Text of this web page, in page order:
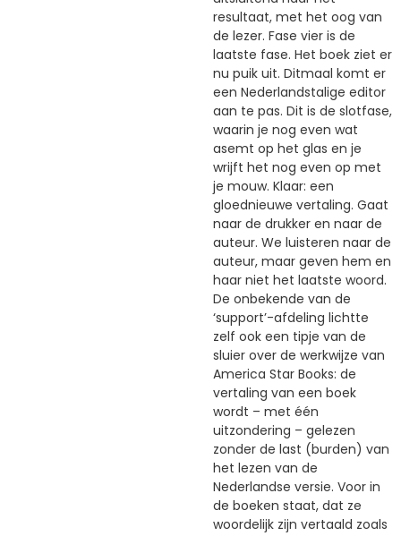
resultaat, met het oog van
de lezer. Fase vier is de
laatste fase. Het boek ziet er
nu puik uit. Ditmaal komt er
een Nederlandstalige editor
aan te pas. Dit is de slotfase,
waarin je nog even wat
asemt op het glas en je
wrijft het nog even op met
je mouw. Klaar: een
gloednieuwe vertaling. Gaat
naar de drukker en naar de
auteur. We luisteren naar de
auteur, maar geven hem en
haar niet het laatste woord.
De onbekende van de
‘support’-afdeling lichtte
zelf ook een tipje van de
sluier over de werkwijze van
America Star Books: de
vertaling van een boek
wordt – met één
uitzondering – gelezen
zonder de last (burden) van
het lezen van de
Nederlandse versie. Voor in
de boeken staat, dat ze
woordelijk zijn vertaald zoals